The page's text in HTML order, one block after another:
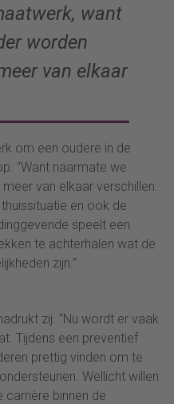
want
worden
van elkaar
om een oudere in de
“Want naarmate we
van elkaar verschillen.
en ook de
speelt een
te achterhalen wat de
zijn.”
zij. “Nu wordt er vaak
Tijdens een preventief
prettig vinden om te
Wellicht willen
carrière binnen de